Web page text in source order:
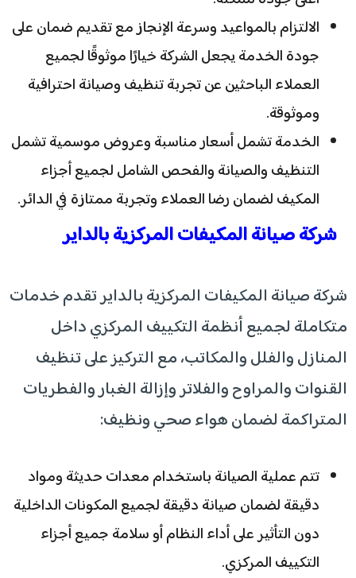
الالتزام بالمواعيد وسرعة الإنجاز مع تقديم ضمان على
جودة الخدمة يجعل الشركة خيارًا موثوقًا لجميع
العملاء الباحثين عن تجربة تنظيف وصيانة احترافية
وموثوقة.
الخدمة تشمل أسعار مناسبة وعروض موسمية تشمل
التنظيف والصيانة والفحص الشامل لجميع أجزاء
المكيف لضمان رضا العملاء وتجربة ممتازة في الدائر.
شركة صيانة المكيفات المركزية بالداير
شركة صيانة المكيفات المركزية بالداير تقدم خدمات
متكاملة لجميع أنظمة التكييف المركزي داخل
المنازل والفلل والمكاتب، مع التركيز على تنظيف
القنوات والمراوح والفلاتر وإزالة الغبار والفطريات
المتراكمة لضمان هواء صحي ونظيف:
تتم عملية الصيانة باستخدام معدات حديثة ومواد
دقيقة لضمان صيانة دقيقة لجميع المكونات الداخلية
دون التأثير على أداء النظام أو سلامة جميع أجزاء
التكييف المركزي.